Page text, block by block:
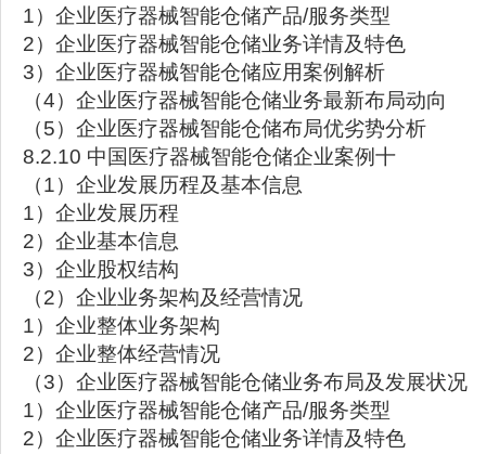
1）企业医疗器械智能仓储产品/服务类型
2）企业医疗器械智能仓储业务详情及特色
3）企业医疗器械智能仓储应用案例解析
（4）企业医疗器械智能仓储业务最新布局动向
（5）企业医疗器械智能仓储布局优劣势分析
8.2.10 中国医疗器械智能仓储企业案例十
（1）企业发展历程及基本信息
1）企业发展历程
2）企业基本信息
3）企业股权结构
（2）企业业务架构及经营情况
1）企业整体业务架构
2）企业整体经营情况
（3）企业医疗器械智能仓储业务布局及发展状况
1）企业医疗器械智能仓储产品/服务类型
2）企业医疗器械智能仓储业务详情及特色